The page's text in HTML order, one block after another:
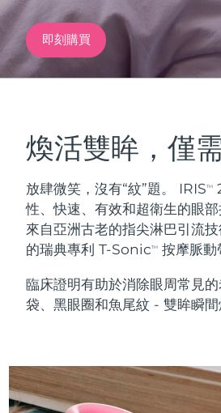
即刻購買
煥活雙眸，僅
放肆微笑，沒有“紋”題。 IRISTM
性、快速、有效和超衛生的眼
來自亞洲古老的指尖淋巴引流
的瑞典專利 T-SonicTM 按摩脈動
臨床證明有助於消除眼周常見
袋、黑眼圈和魚尾紋 - 雙眸瞬間
紅光療法
面部清潔
LUNA™ 4 套裝
Anti-aging massage
LUNA™ 4 Men
緊致
BEAR™ 2 套裝
Microcurrent toning
BEAR™ 2 eyes
補水保濕 口腔
加拿大
奧地利
比利時
百慕達
波士尼亞與赫塞哥維納
保加利亞
加拿大